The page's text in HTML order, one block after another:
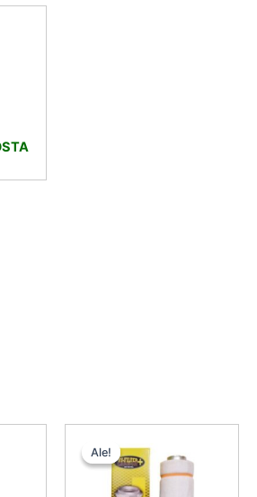
€.
Ale!
Ale!
hinta
oli:
135,00 €.
on:
128,25 €.